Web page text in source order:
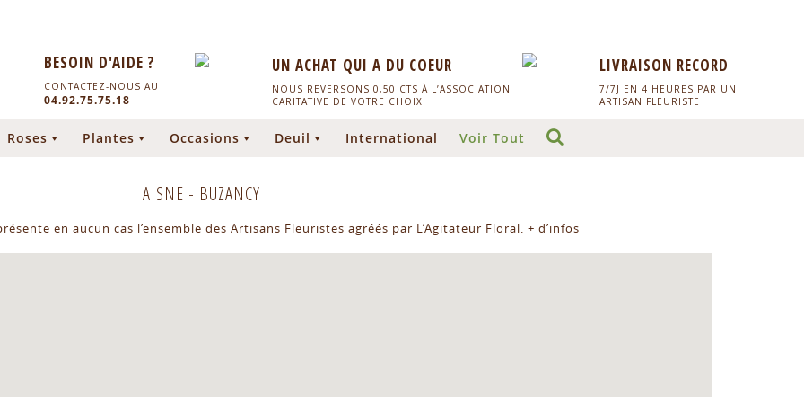
BESOIN D'AIDE ?
CONTACTEZ-NOUS AU
04.92.75.75.18
UN ACHAT QUI A DU COEUR
NOUS REVERSONS 0,50 CTS À L’ASSOCIATION
CARITATIVE DE VOTRE CHOIX
LIVRAISON RECORD
7/7J EN 4 HEURES PAR UN
ARTISAN FLEURISTE
Roses Plantes Occasions Deuil International Voir Tout
AISNE - BUZANCY
en aucun cas l’ensemble des Artisans Fleuristes agréés par L’Agitateur Floral. + d’infos